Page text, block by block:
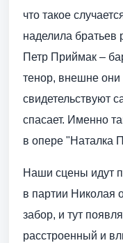
что такое
наделила братьев
Петр Приймак –
тенор, внешне они
свидетельствуют
спасает. Именно
в опере "Наталка
Наши сцены идут
в партии Николая
забор, и тут
расстроенный и